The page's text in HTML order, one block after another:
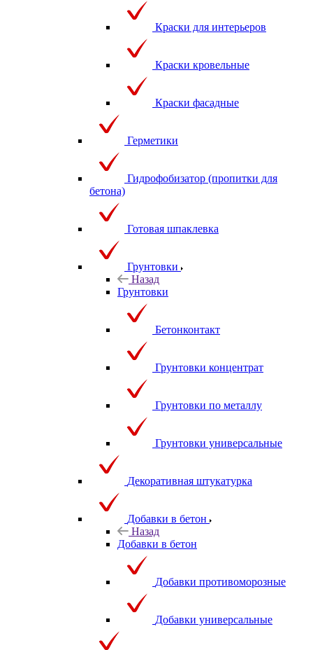
Краски для интерьеров
Краски кровельные
Краски фасадные
Герметики
Гидрофобизатор (пропитки для
бетона)
Готовая шпаклевка
Грунтовки
Назад
Грунтовки
Бетонконтакт
Грунтовки концентрат
Грунтовки по металлу
Грунтовки универсальные
Декоративная штукатурка
Добавки в бетон
Назад
Добавки в бетон
Добавки противоморозные
Добавки универсальные